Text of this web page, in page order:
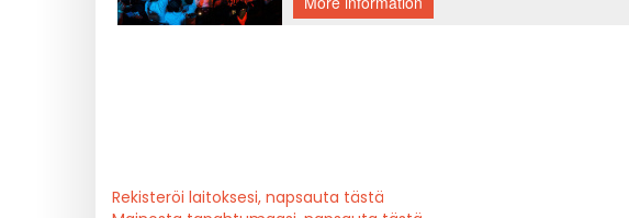
Rekisteröi laitoksesi, napsauta tästä